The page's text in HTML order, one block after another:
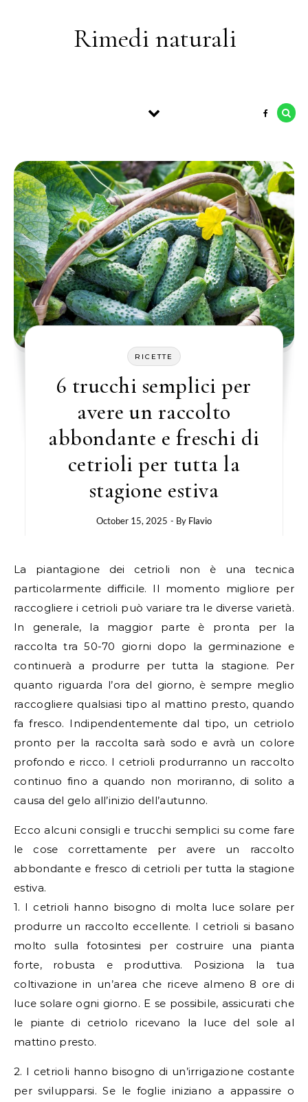
Rimedi naturali
RICETTE
6 trucchi semplici per
avere un raccolto
abbondante e freschi di
cetrioli per tutta la
stagione estiva
October 15, 2025 - By Flavio
La piantagione dei cetrioli non è una tecnica
particolarmente difficile. Il momento migliore per
raccogliere i cetrioli può variare tra le diverse varietà.
In generale, la maggior parte è pronta per la
raccolta tra 50-70 giorni dopo la germinazione e
continuerà a produrre per tutta la stagione. Per
quanto riguarda l’ora del giorno, è sempre meglio
raccogliere qualsiasi tipo al mattino presto, quando
fa fresco. Indipendentemente dal tipo, un cetriolo
pronto per la raccolta sarà sodo e avrà un colore
profondo e ricco. I cetrioli produrranno un raccolto
continuo fino a quando non moriranno, di solito a
causa del gelo all’inizio dell’autunno.
Ecco alcuni consigli e trucchi semplici su come fare
le cose correttamente per avere un raccolto
abbondante e fresco di cetrioli per tutta la stagione
estiva.
1. I cetrioli hanno bisogno di molta luce solare per
produrre un raccolto eccellente. I cetrioli si basano
molto sulla fotosintesi per costruire una pianta
forte, robusta e produttiva. Posiziona la tua
coltivazione in un’area che riceve almeno 8 ore di
luce solare ogni giorno. E se possibile, assicurati che
le piante di cetriolo ricevano la luce del sole al
mattino presto.
2. I cetrioli hanno bisogno di un’irrigazione costante
per svilupparsi. Se le foglie iniziano a appassire o